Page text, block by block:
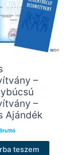
–
–
Ajándék
teszem